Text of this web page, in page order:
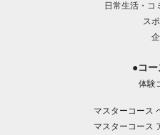
日常生活・コ
ス
●コ
体験
マスターコース
マスターコース